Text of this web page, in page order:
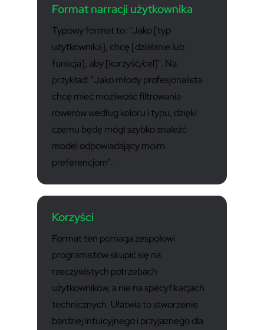
Format narracji użytkownika
Typowy format to: "Jako [typ
użytkownika], chcę [działanie lub
funkcja], aby [korzyść/cel]". Na
przykład: "Jako młody profesjonalista
chcę mieć możliwość filtrowania
rowerów według koloru i typu, dzięki
czemu będę mógł szybko znaleźć
model odpowiadający moim
preferencjom".
Korzyści
Format ten pomaga zespołowi
programistów skupić się na
rzeczywistych potrzebach
użytkowników, a nie na specyfikacjach
technicznych. Ułatwia to stworzenie
bardziej intuicyjnego i przyjaznego dla